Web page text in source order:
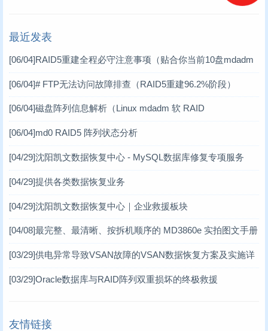
数据库修复
工控机数据恢复案例
数码数据恢复案例(3)
DV数据恢复案例(1)
虚拟机数据恢复案例(2)
小型机数据恢复(1)
台式机数据恢复案例(14)
笔记本数据恢复案例(3)
最近发表
[06/04]RAID5重建全程必守注意事项（贴合你当前10盘mdadm
[06/04]# FTP无法访问故障排查（RAID5重建96.2%阶段）
[06/04]磁盘阵列信息解析（Linux mdadm 软 RAID
[06/04]md0 RAID5 阵列状态分析
[04/29]沈阳凯文数据恢复中心 - MySQL数据库修复专项服务
[04/29]提供各类数据恢复业务
[04/29]沈阳凯文数据恢复中心｜企业救援板块
[04/08]最完整、最清晰、按拆机顺序的 MD3860e 实拍图文手册
MD3860e / MD3060e
[03/29]供电异常导致VSAN故障的VSAN数据恢复方案及实施详
情 一、VSAN分布式存储架构简介
[03/29]Oracle数据库与RAID阵列双重损坏的终极救援
友情链接